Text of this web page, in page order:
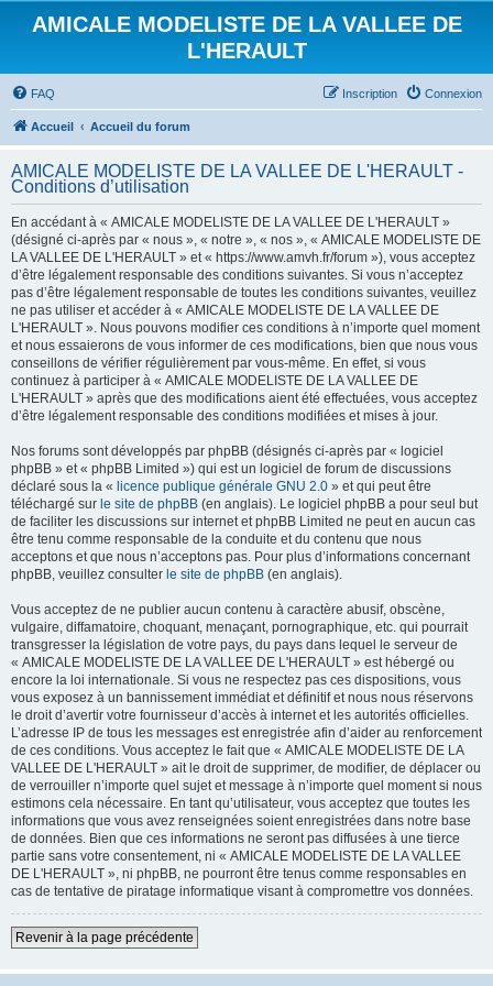
AMICALE MODELISTE DE LA VALLEE DE
L'HERAULT
FAQ Connexion
Inscription
Accueil Accueil du forum
AMICALE MODELISTE DE LA VALLEE DE L'HERAULT -
Conditions d’utilisation
En accédant à « AMICALE MODELISTE DE LA VALLEE DE L'HERAULT »
(désigné ci-après par « nous », « notre », « nos », « AMICALE MODELISTE DE
LA VALLEE DE L'HERAULT » et « https://www.amvh.fr/forum »), vous acceptez
d’être légalement responsable des conditions suivantes. Si vous n’acceptez
pas d’être légalement responsable de toutes les conditions suivantes, veuillez
ne pas utiliser et accéder à « AMICALE MODELISTE DE LA VALLEE DE
L'HERAULT ». Nous pouvons modifier ces conditions à n’importe quel moment
et nous essaierons de vous informer de ces modifications, bien que nous vous
conseillons de vérifier régulièrement par vous-même. En effet, si vous
continuez à participer à « AMICALE MODELISTE DE LA VALLEE DE
L'HERAULT » après que des modifications aient été effectuées, vous acceptez
d’être légalement responsable des conditions modifiées et mises à jour.
Nos forums sont développés par phpBB (désignés ci-après par « logiciel
phpBB » et « phpBB Limited ») qui est un logiciel de forum de discussions
déclaré sous la « licence publique générale GNU 2.0 » et qui peut être
téléchargé sur le site de phpBB (en anglais). Le logiciel phpBB a pour seul but
de faciliter les discussions sur internet et phpBB Limited ne peut en aucun cas
être tenu comme responsable de la conduite et du contenu que nous
acceptons et que nous n’acceptons pas. Pour plus d’informations concernant
phpBB, veuillez consulter le site de phpBB (en anglais).
Vous acceptez de ne publier aucun contenu à caractère abusif, obscène,
vulgaire, diffamatoire, choquant, menaçant, pornographique, etc. qui pourrait
transgresser la législation de votre pays, du pays dans lequel le serveur de
« AMICALE MODELISTE DE LA VALLEE DE L'HERAULT » est hébergé ou
encore la loi internationale. Si vous ne respectez pas ces dispositions, vous
vous exposez à un bannissement immédiat et définitif et nous nous réservons
le droit d’avertir votre fournisseur d’accès à internet et les autorités officielles.
L’adresse IP de tous les messages est enregistrée afin d’aider au renforcement
de ces conditions. Vous acceptez le fait que « AMICALE MODELISTE DE LA
VALLEE DE L'HERAULT » ait le droit de supprimer, de modifier, de déplacer ou
de verrouiller n’importe quel sujet et message à n’importe quel moment si nous
estimons cela nécessaire. En tant qu’utilisateur, vous acceptez que toutes les
informations que vous avez renseignées soient enregistrées dans notre base
de données. Bien que ces informations ne seront pas diffusées à une tierce
partie sans votre consentement, ni « AMICALE MODELISTE DE LA VALLEE
DE L'HERAULT », ni phpBB, ne pourront être tenus comme responsables en
cas de tentative de piratage informatique visant à compromettre vos données.
Revenir à la page précédente